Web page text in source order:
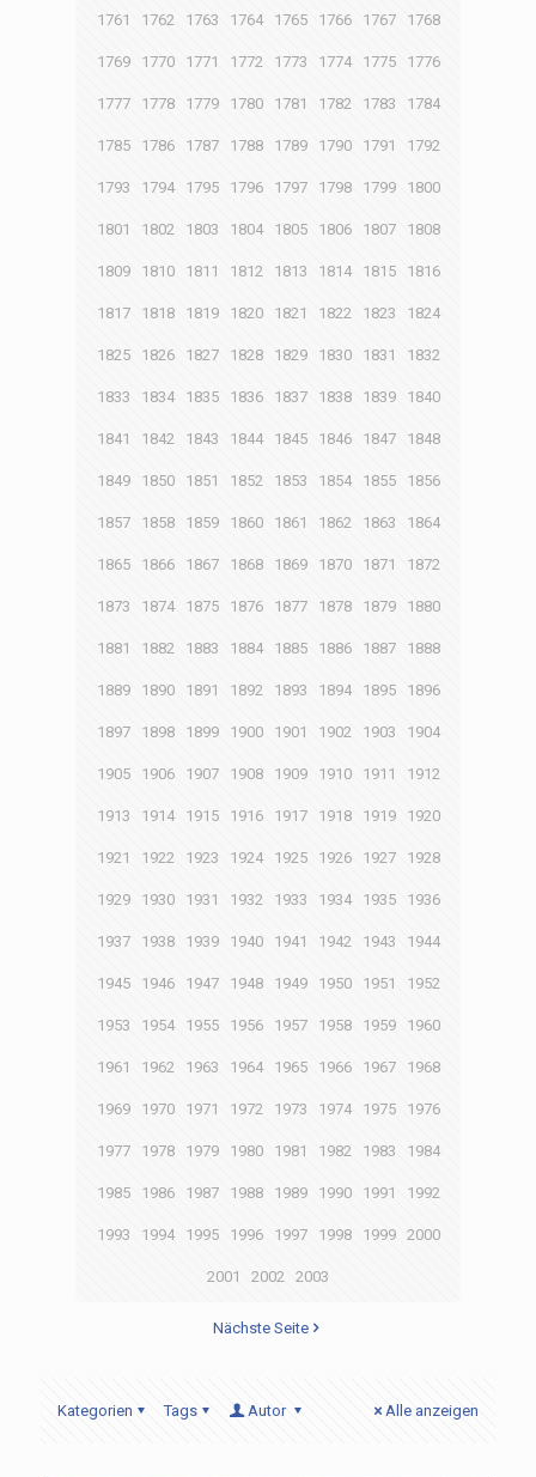
1761 1762 1763 1764 1765 1766 1767 1768
1769 1770 1771 1772 1773 1774 1775 1776
1777 1778 1779 1780 1781 1782 1783 1784
1785 1786 1787 1788 1789 1790 1791 1792
1793 1794 1795 1796 1797 1798 1799 1800
1801 1802 1803 1804 1805 1806 1807 1808
1809 1810 1811 1812 1813 1814 1815 1816
1817 1818 1819 1820 1821 1822 1823 1824
1825 1826 1827 1828 1829 1830 1831 1832
1833 1834 1835 1836 1837 1838 1839 1840
1841 1842 1843 1844 1845 1846 1847 1848
1849 1850 1851 1852 1853 1854 1855 1856
1857 1858 1859 1860 1861 1862 1863 1864
1865 1866 1867 1868 1869 1870 1871 1872
1873 1874 1875 1876 1877 1878 1879 1880
1881 1882 1883 1884 1885 1886 1887 1888
1889 1890 1891 1892 1893 1894 1895 1896
1897 1898 1899 1900 1901 1902 1903 1904
1905 1906 1907 1908 1909 1910 1911 1912
1913 1914 1915 1916 1917 1918 1919 1920
1921 1922 1923 1924 1925 1926 1927 1928
1929 1930 1931 1932 1933 1934 1935 1936
1937 1938 1939 1940 1941 1942 1943 1944
1945 1946 1947 1948 1949 1950 1951 1952
1953 1954 1955 1956 1957 1958 1959 1960
1961 1962 1963 1964 1965 1966 1967 1968
1969 1970 1971 1972 1973 1974 1975 1976
1977 1978 1979 1980 1981 1982 1983 1984
1985 1986 1987 1988 1989 1990 1991 1992
1993 1994 1995 1996 1997 1998 1999 2000
2001 2002 2003
Nächste Seite
Kategorien Tags Autor Alle anzeigen